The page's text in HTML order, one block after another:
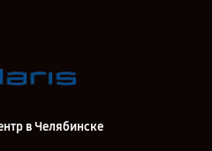
в Челябинске